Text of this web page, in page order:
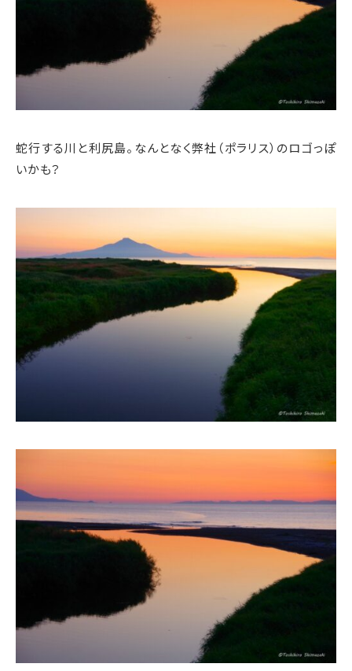
蛇行する川と利尻島。なんとなく弊社（ポラリス）のロゴっぽ
いかも？